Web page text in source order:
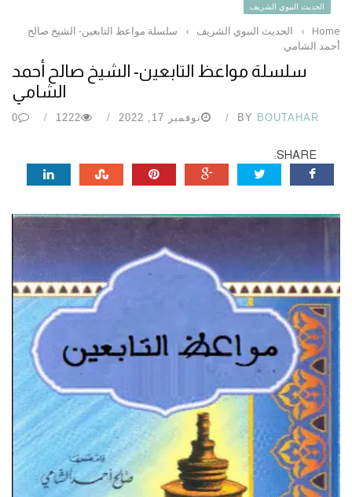
الحديث النبوي الشريف
Home
› الحديث النبوي الشريف ›
سلسلة مواعظ التابعين- الشيخ صالح
أحمد الشامي
سلسلة مواعظ التابعين- الشيخ صالح أحمد
الشامي
BY BOUTAHAR نوفمبر 17, 2022 1222
0
SHARE: